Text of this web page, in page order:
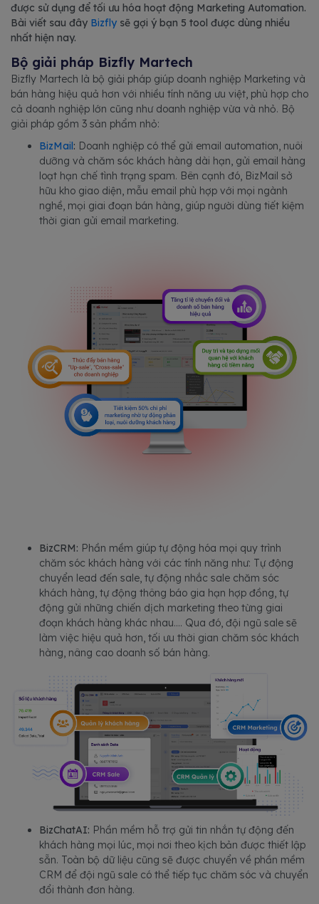
được sử dụng để tối ưu hóa hoạt động Marketing Automation.
Bài viết sau đây Bizfly sẽ gợi ý bạn 5 tool được dùng nhiều
nhất hiện nay.
Bộ giải pháp Bizfly Martech
Bizfly Martech là bộ giải pháp giúp doanh nghiệp Marketing và
bán hàng hiệu quả hơn với nhiều tính năng ưu việt, phù hợp cho
cả doanh nghiệp lớn cũng như doanh nghiệp vừa và nhỏ. Bộ
giải pháp gồm 3 sản phẩm nhỏ:
BizMail: Doanh nghiệp có thể gửi email automation, nuôi
dưỡng và chăm sóc khách hàng dài hạn, gửi email hàng
loạt hạn chế tình trạng spam. Bên cạnh đó, BizMail sở
hữu kho giao diện, mẫu email phù hợp với mọi ngành
nghề, mọi giai đoạn bán hàng, giúp người dùng tiết kiệm
thời gian gửi email marketing.
BizCRM: Phần mềm giúp tự động hóa mọi quy trình
chăm sóc khách hàng với các tính năng như: Tự động
chuyển lead đến sale, tự động nhắc sale chăm sóc
khách hàng, tự động thông báo gia hạn hợp đồng, tự
động gửi những chiến dịch marketing theo từng giai
đoạn khách hàng khác nhau…. Qua đó, đội ngũ sale sẽ
làm việc hiệu quả hơn, tối ưu thời gian chăm sóc khách
hàng, nâng cao doanh số bán hàng.
BizChatAI: Phần mềm hỗ trợ gửi tin nhắn tự động đến
khách hàng mọi lúc, mọi nơi theo kịch bản được thiết lập
sẵn. Toàn bộ dữ liệu cũng sẽ được chuyển về phần mềm
CRM để đội ngũ sale có thể tiếp tục chăm sóc và chuyển
đổi thành đơn hàng.